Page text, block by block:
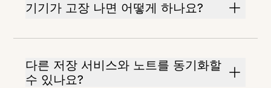
기기가 고장 나면 어떻게 하나요?
다른 저장 서비스와 노트를 동기화할
수 있나요?